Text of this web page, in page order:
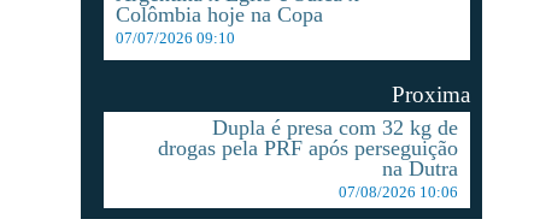
Colômbia hoje na Copa
07/07/2026 09:10
Proxima
Dupla é presa com 32 kg de
drogas pela PRF após perseguição
na Dutra
07/08/2026 10:06